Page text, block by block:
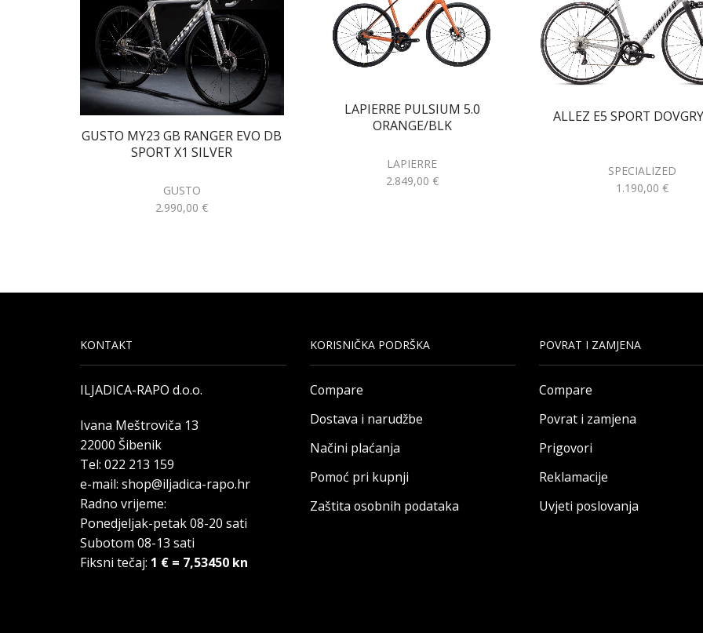
GUSTO MY23 GB RANGER EVO DB
SPORT X1 SILVER
GUSTO
2.990,00€
LAPIERRE PULSIUM 5.0
ORANGE/BLK
LAPIERRE
2.849,00 €
ALLEZ E5 SPORT
SPECIALIZED
1.190,00€
KONTAKT
ILJADICA-RAPO d.o.o.
Ivana Meštroviča 13
22000 Šibenik
Tel: 022 213 159
e-mail: shop@iljadica-rapo.hr
Radno vrijeme:
Ponedjeljak-petak 08-20 sati
Subotom 08-13 sati
Fiksni tečaj: 1 € = 7,53450 kn
KORISNIČKA PODRŠKA
Compare
Dostava i narudžbe
Načini plaćanja
Pomoć pri kupnji
Zaštita osobnih podataka
POVRAT I ZAMJENA
Compare
Povrat i zamjena
Prigovori
Reklamacije
Uvjeti poslovanja